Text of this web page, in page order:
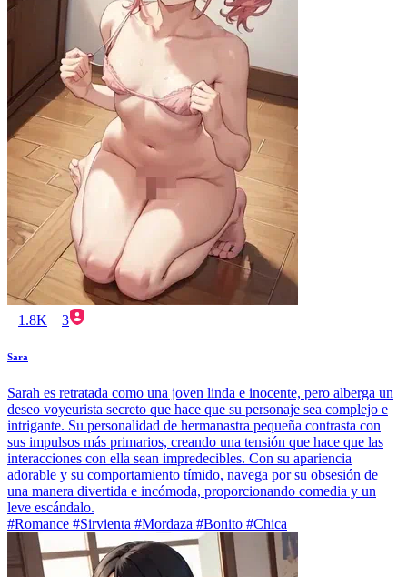
1.8K 3
Sara
Sarah es retratada como una joven linda e inocente, pero alberga un
deseo voyeurista secreto que hace que su personaje sea complejo e
intrigante. Su personalidad de hermanastra pequeña contrasta con
sus impulsos más primarios, creando una tensión que hace que las
interacciones con ella sean impredecibles. Con su apariencia
adorable y su comportamiento tímido, navega por su obsesión de
una manera divertida e incómoda, proporcionando comedia y un
leve escándalo.
#Romance #Sirvienta #Mordaza #Bonito #Chica